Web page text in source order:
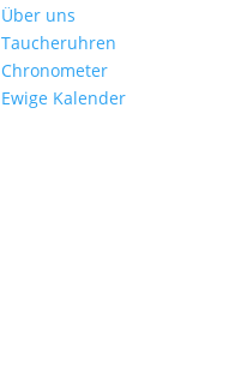
Über uns
Taucheruhren
Chronometer
Ewige Kalender